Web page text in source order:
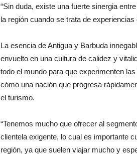
“Sin duda, existe una fuerte sinergia
la región cuando se trata de
La esencia de Antigua y Barbuda
envuelto en una cultura de calidez y
todo el mundo para que experimenten
cómo una nación que progresa
el turismo.
“Tenemos mucho que ofrecer al
clientela exigente, lo cual es importante
región, ya que suelen viajar mucho y